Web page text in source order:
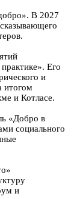
В 2027
Его
и
итогом
и Котласе.
«Добро в
социального
и